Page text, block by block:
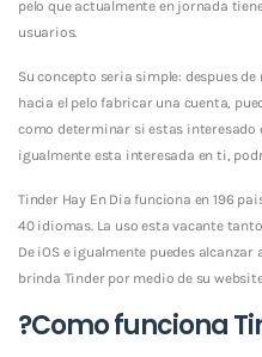
pelo que actualmente en jornada
usuarios.
Su concepto seri­a simple: despues
hacia el pelo fabricar una cuenta,
como determinar si estas interesado
igualmente esta interesada en ti,
Tinder Hay En Dia funciona en 196
40 idiomas. La uso esta vacante
De iOS e igualmente puedes
brinda Tinder por medio de su
?Como funciona